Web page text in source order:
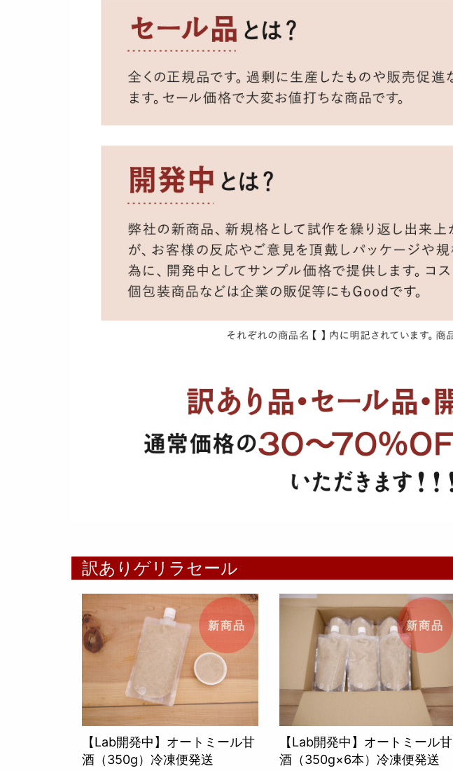
訳ありゲリラセール
新商品
【Lab開発中】オートミール甘
酒（350g）冷凍便発送
新商品
【Lab開発中】オートミール甘
酒（350g×6本）冷凍便発送